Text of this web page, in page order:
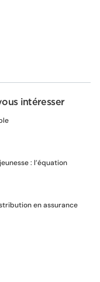
intéresser
: l’équation
en assurance